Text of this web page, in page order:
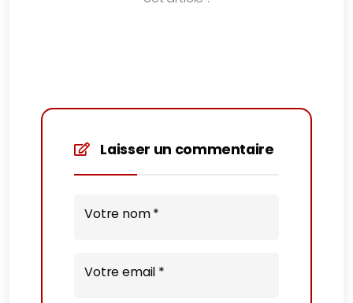
Laisser un commentaire
Votre nom *
Votre email *